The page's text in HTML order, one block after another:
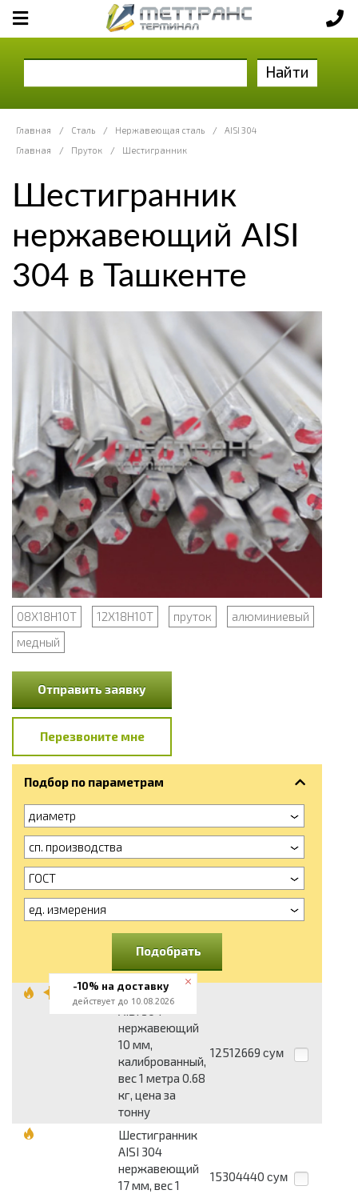
Найти
Главная / Сталь / Нержавеющая сталь /
AISI 304
Главная
/ Пруток / Шестигранник
Шестигранник
нержавеющий AISI
304 в Ташкенте
08Х18Н10Т 12Х18Н10Т пруток
алюминиевый
медный
Отправить заявку
Перезвоните мне
Подбор по параметрам
диаметр
сп. производства
ГОСТ
ед. измерения
Подобрать
Шестигранник
AISI 304
нержавеющий
10 мм,
калиброванный,
вес 1 метра 0.68
кг, цена за
тонну
12512669 сум
Шестигранник
AISI 304
нержавеющий
17 мм, вес 1
15304440 сум
-10% на доставку
действует до 10.08.2026